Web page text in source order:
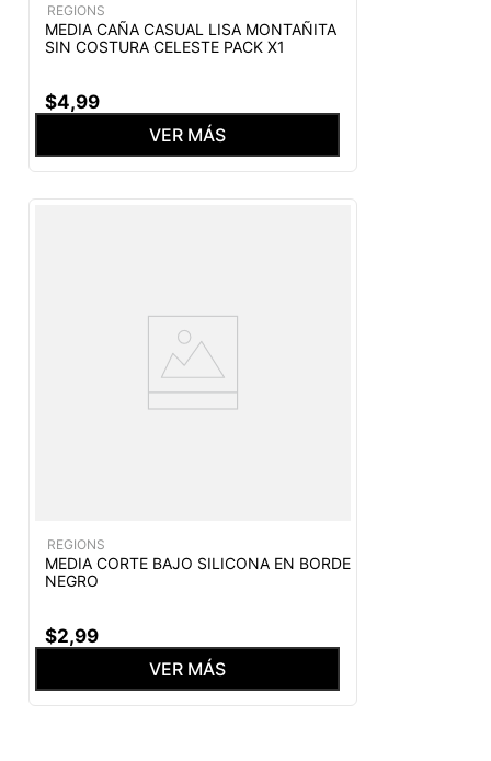
REGIONS
MEDIA CAÑA CASUAL LISA MONTAÑITA
SIN COSTURA CELESTE PACK X1
$4,99
VER MÁS
REGIONS
MEDIA CORTE BAJO SILICONA EN BORDE
NEGRO
$2,99
VER MÁS